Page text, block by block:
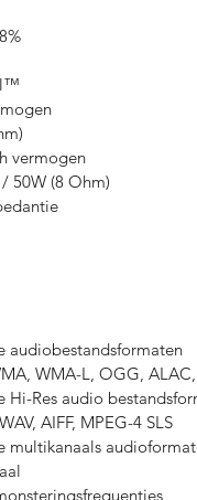
vermogen
50W (8 Ohm)
audiobestandsformaten
WMA-L, OGG,
Hi-Res audio
AIFF, MPEG-4 SLS
multikanaals